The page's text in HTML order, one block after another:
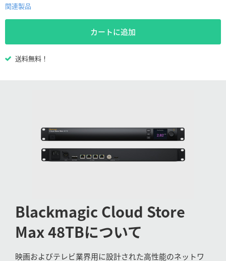
New Zealand
Singapore
South Africa
Sweden
Chinese Taipei
Turkey
関連製品
カートに追加
送料無料！
BlackmagicCloud Store
Max 48TBについて
映画およびテレビ業界用に設計された高性能のネットワ